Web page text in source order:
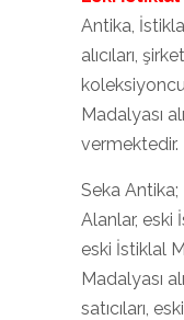
Antika,
alıcıları,
Madalyası
vermektedir.
Seka Antika;
Alanlar, eski
eski İstiklal
Madalyası
satıcıları,